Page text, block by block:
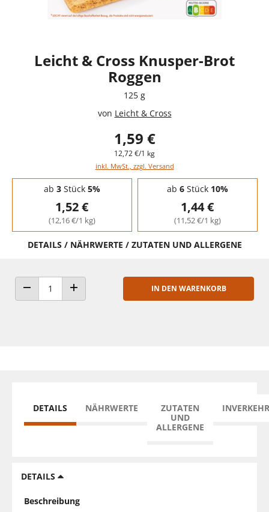
Leicht & Cross Knusper-Brot
Roggen
125 g
von Leicht & Cross
1,59 €
12,72 €/1 kg
inkl. MwSt., zzgl. Versand
Staffelpreise - Mengenrabatt
ab 3Stück 5%
1,52 €
(12,16 €/1 kg)
ab 6Stück 10%
1,44 €
(11,52 €/1 kg)
DETAILS / NÄHRWERTE / ZUTATEN UND ALLERGENE
ANZAHL VERRINGERNANZAHL ERHÖHEN
IN DEN WARENKORB
DETAILS NÄHRWERTE
ZUTATEN
UND
ALLERGENE
DETAILS
Beschreibung